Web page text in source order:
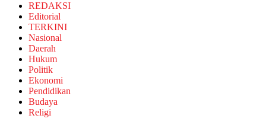
REDAKSI
Editorial
TERKINI
Nasional
Daerah
Hukum
Politik
Ekonomi
Pendidikan
Budaya
Religi